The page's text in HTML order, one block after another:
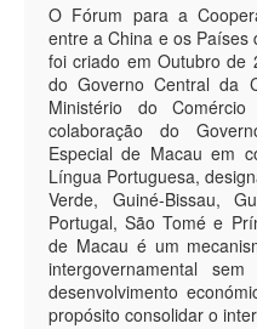
O Fórum para a
entre a China e os
foi criado em Outubro de
do Governo Central da
Ministério do
colaboração do
Especial de Macau em
Língua Portuguesa,
Verde, Guiné-Bissau,
Portugal, São Tomé e
de Macau é um
intergovernamental
desenvolvimento
propósito consolidar o